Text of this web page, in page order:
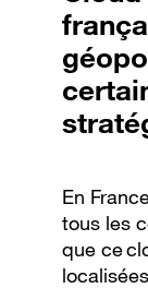
En
tous les
que ce